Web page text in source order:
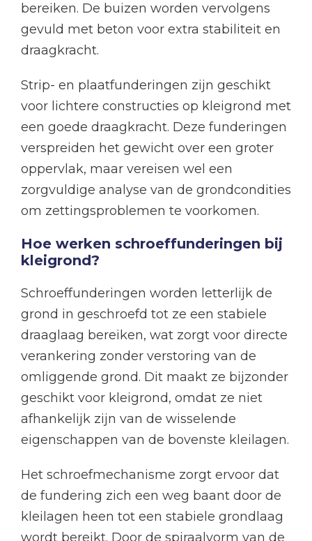
bereiken. De buizen worden vervolgens
gevuld met beton voor extra stabiliteit en
draagkracht.
Strip- en plaatfunderingen zijn geschikt
voor lichtere constructies op kleigrond met
een goede draagkracht. Deze funderingen
verspreiden het gewicht over een groter
oppervlak, maar vereisen wel een
zorgvuldige analyse van de grondcondities
om zettingsproblemen te voorkomen.
Hoe werken schroeffunderingen bij
kleigrond?
Schroeffunderingen worden letterlijk de
grond in geschroefd tot ze een stabiele
draaglaag bereiken, wat zorgt voor directe
verankering zonder verstoring van de
omliggende grond. Dit maakt ze bijzonder
geschikt voor kleigrond, omdat ze niet
afhankelijk zijn van de wisselende
eigenschappen van de bovenste kleilagen.
Het schroefmechanisme zorgt ervoor dat
de fundering zich een weg baant door de
kleilagen heen tot een stabiele grondlaag
wordt bereikt. Door de spiraalvorm van de